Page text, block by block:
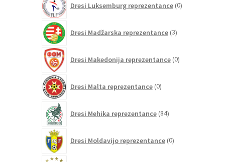
Dresi Luksemburg reprezentance 0izdelkov
Dresi Madžarska reprezentance 3izdelki
Dresi Makedonija reprezentance 0izdelkov
Dresi Malta reprezentance 0izdelkov
Dresi Mehika reprezentance 84izdelkov
Dresi Moldavijo reprezentance 0izdelkov